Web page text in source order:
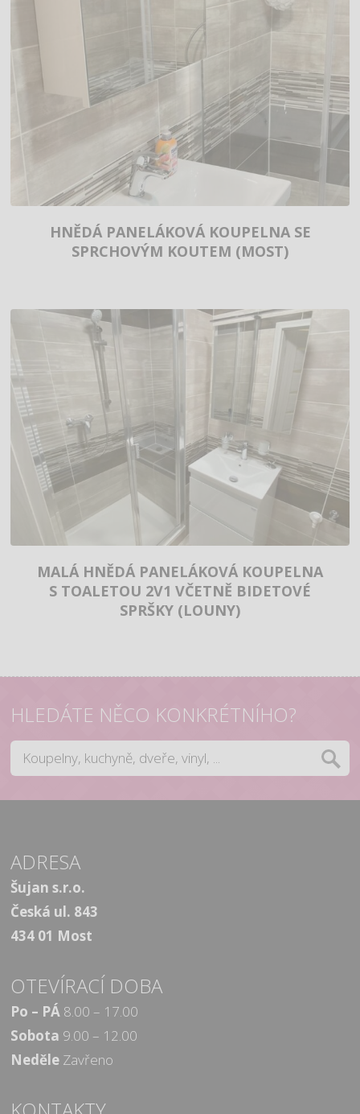
HNĚDÁ PANELÁKOVÁ KOUPELNA SE
SPRCHOVÝM KOUTEM (MOST)
MALÁ HNĚDÁ PANELÁKOVÁ KOUPELNA
S TOALETOU 2V1 VČETNĚ BIDETOVÉ
SPRŠKY (LOUNY)
HLEDÁTE NĚCO KONKRÉTNÍHO?
ADRESA
Šujan s.r.o.
Česká ul. 843
434 01 Most
OTEVÍRACÍ DOBA
Po – PÁ 8.00 – 17.00
Sobota 9.00 – 12.00
Neděle Zavřeno